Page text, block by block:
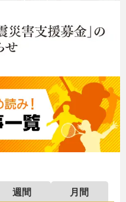
週間
月間